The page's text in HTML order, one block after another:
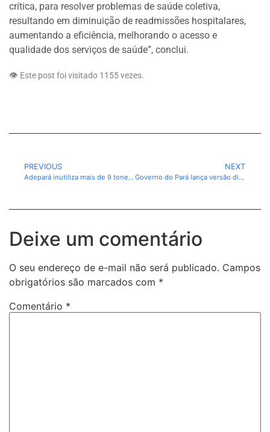
crítica, para resolver problemas de saúde coletiva,
resultando em diminuição de readmissões hospitalares,
aumentando a eficiência, melhorando o acesso e
qualidade dos serviços de saúde”, conclui.
👁️ Este post foi visitado 1155 vezes.
PREVIOUS
Adepará inutiliza mais de 9 toneladas de pescado irregular durante Operação Semana Santa
NEXT
Governo do Pará lança versão digital da Carteira de Identificação da Pessoa com Transtorno do Espectro Autista
Deixe um comentário
O seu endereço de e-mail não será publicado. Campos
obrigatórios são marcados com *
Comentário *